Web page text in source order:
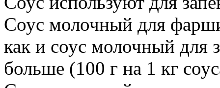
Соус молочный для
как и соус молочный для
больше (100 г на 1 кг